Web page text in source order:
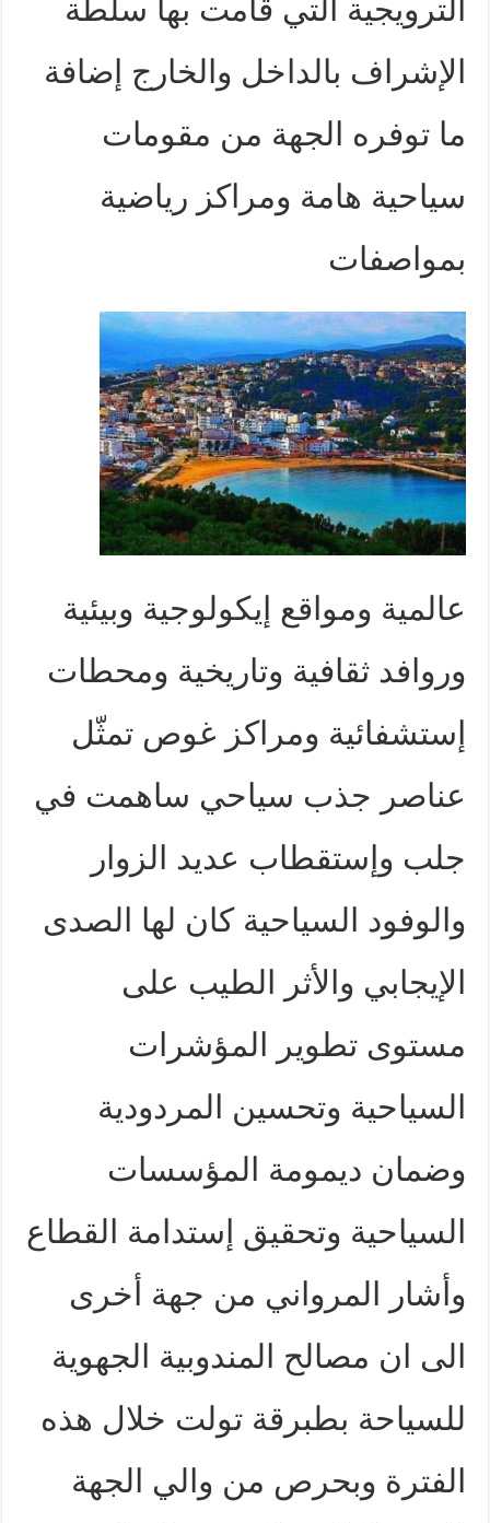
الترويجية التي قامت بها سلطة
الإشراف بالداخل والخارج إضافة
ما توفره الجهة من مقومات
سياحية هامة ومراكز رياضية
بمواصفات
عالمية ومواقع إيكولوجية وبيئية
وروافد ثقافية وتاريخية ومحطات
إستشفائية ومراكز غوص تمثّل
عناصر جذب سياحي ساهمت في
جلب وإستقطاب عديد الزوار
والوفود السياحية كان لها الصدى
الإيجابي والأثر الطيب على
مستوى تطوير المؤشرات
السياحية وتحسين المردودية
وضمان ديمومة المؤسسات
السياحية وتحقيق إستدامة القطاع
وأشار المرواني من جهة أخرى
الى ان مصالح المندوبية الجهوية
للسياحة بطبرقة تولت خلال هذه
الفترة وبحرص من والي الجهة